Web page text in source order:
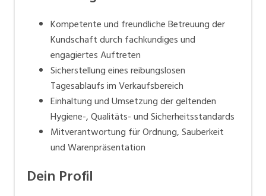
Kompetente und freundliche Betreuung der
Kundschaft durch fachkundiges und
engagiertes Auftreten
Sicherstellung eines reibungslosen
Tagesablaufs im Verkaufsbereich
Einhaltung und Umsetzung der geltenden
Hygiene-, Qualitäts- und Sicherheitsstandards
Mitverantwortung für Ordnung, Sauberkeit
und Warenpräsentation
Dein Profil